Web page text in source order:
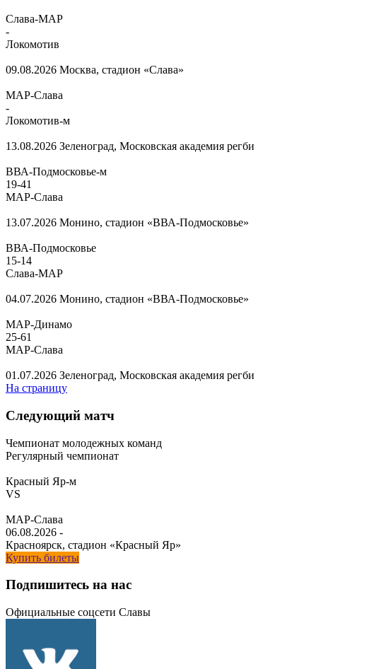
Слава-МАР
-
Локомотив
09.08.2026 Москва, стадион «Слава»
МАР-Слава
-
Локомотив-м
13.08.2026 Зеленоград, Московская академия регби
ВВА-Подмосковье-м
19-41
МАР-Слава
13.07.2026 Монино, стадион «ВВА-Подмосковье»
ВВА-Подмосковье
15-14
Слава-МАР
04.07.2026 Монино, стадион «ВВА-Подмосковье»
МАР-Динамо
25-61
МАР-Слава
01.07.2026 Зеленоград, Московская академия регби
На страницу
Следующий матч
Чемпионат молодежных команд
Регулярный чемпионат
Красный Яр-м
VS
МАР-Слава
06.08.2026 -
Красноярск, стадион «Красный Яр»
Купить билеты
Подпишитесь на нас
Официальные соцсети Славы